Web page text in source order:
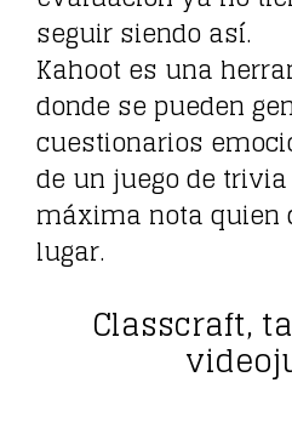
seguir siendo así.
Kahoot es una
donde se pueden
cuestionarios
de un juego de
máxima nota quien
lugar.
Classcraft,